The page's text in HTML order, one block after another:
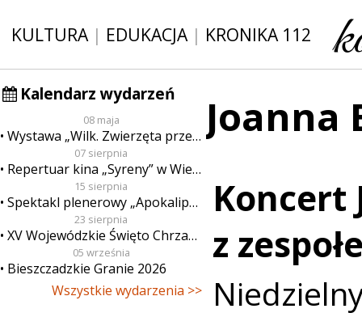
KULTURA| EDUKACJA| KRONIKA 112
Kalendarz wydarzeń
08 maja
Wystawa „Wilk. Zwierzęta przeklęte”
07 sierpnia
Repertuar kina „Syreny” w Wieluniu w dn. od 7 do 13 sierpnia
15 sierpnia
Spektakl plenerowy „Apokalipsa”
23 sierpnia
XV Wojewódzkie Święto Chrzanu
05 września
Bieszczadzkie Granie 2026
Wszystkie wydarzenia >>
Joanna
Koncert
z